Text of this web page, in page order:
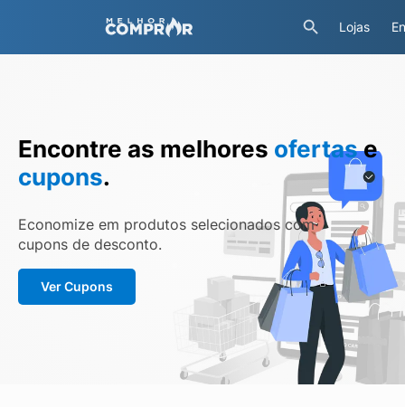
Lojas
Encontre as melhores ofertase
cupons.
Economize em produtos selecionados com
cupons de desconto.
Ver Cupons